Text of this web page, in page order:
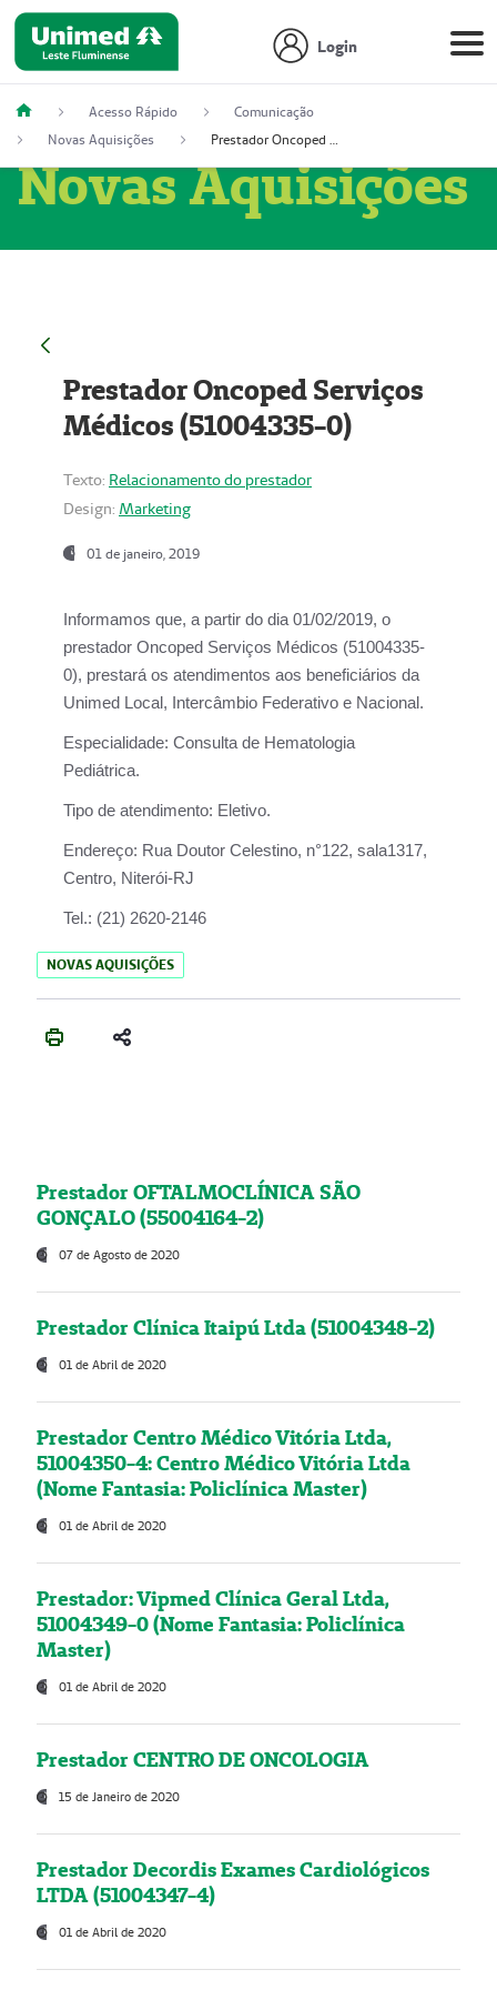
Login
Acesso Rápido
Comunicação
Novas Aquisições
Prestador Oncoped Serviços Médicos (51004335-0)
Novas Aquisições
Prestador Oncoped Serviços
Médicos (51004335-0)
Texto: Relacionamento do prestador
Design: Marketing
01 de janeiro, 2019
Informamos que, a partir do dia 01/02/2019, o
prestador Oncoped Serviços Médicos (51004335-
0), prestará os atendimentos aos beneficiários da
Unimed Local, Intercâmbio Federativo e Nacional.
Especialidade: Consulta de Hematologia
Pediátrica.
Tipo de atendimento: Eletivo.
Endereço: Rua Doutor Celestino, n°122, sala1317,
Centro, Niterói-RJ
Tel.: (21) 2620-2146
NOVAS AQUISIÇÕES
Prestador OFTALMOCLÍNICA SÃO
GONÇALO (55004164-2)
07 de Agosto de 2020
Prestador Clínica Itaipú Ltda (51004348-2)
01 de Abril de 2020
Prestador Centro Médico Vitória Ltda,
51004350-4: Centro Médico Vitória Ltda
(Nome Fantasia: Policlínica Master)
01 de Abril de 2020
Prestador: Vipmed Clínica Geral Ltda,
51004349-0 (Nome Fantasia: Policlínica
Master)
01 de Abril de 2020
Prestador CENTRO DE ONCOLOGIA
15 de Janeiro de 2020
Prestador Decordis Exames Cardiológicos
LTDA (51004347-4)
01 de Abril de 2020